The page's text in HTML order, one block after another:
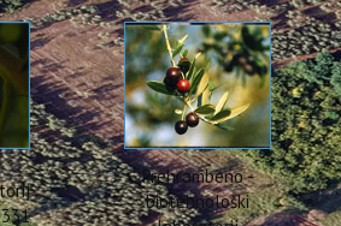
Prehrambeno -
biotehnološki